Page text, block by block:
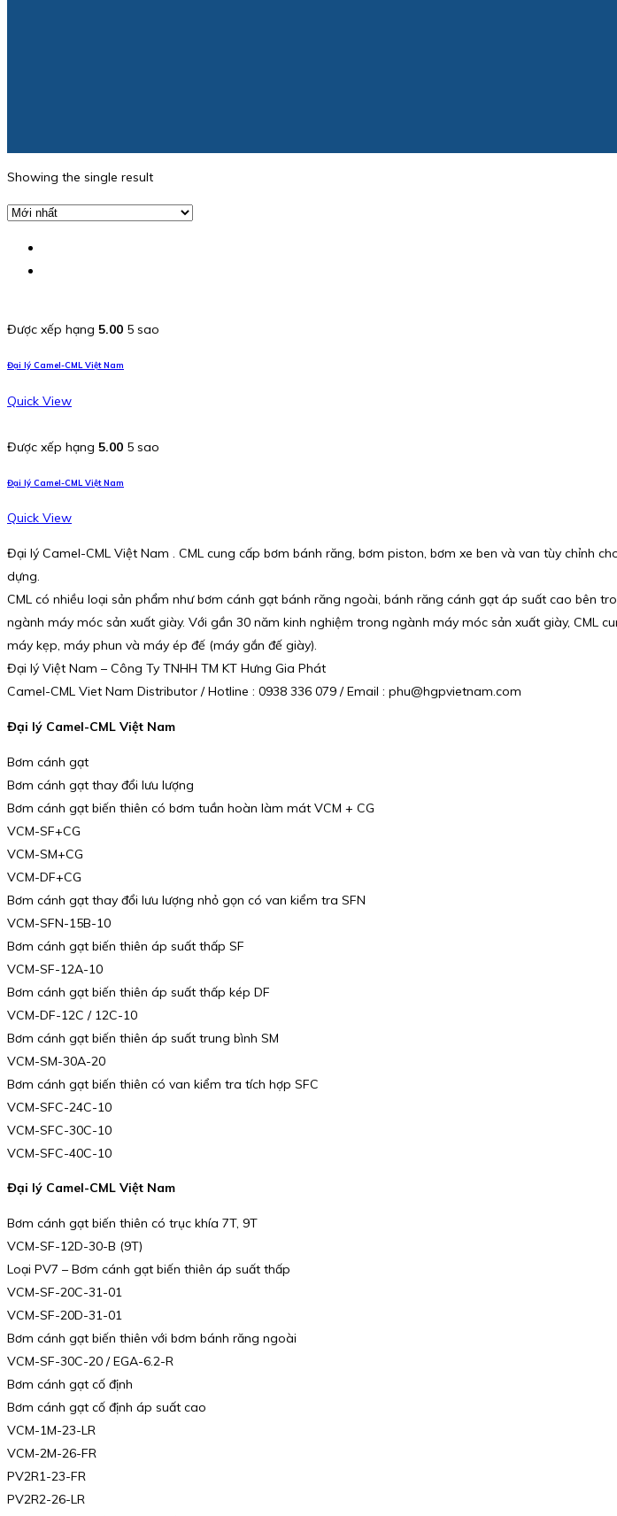
Showing the single result
Được xếp hạng 5.00 5 sao
Đại lý Camel-CML Việt Nam
Quick View
Được xếp hạng 5.00 5 sao
Đại lý Camel-CML Việt Nam
Quick View
Đại lý Camel-CML Việt Nam . CML cung cấp bơm bánh răng, bơm piston, bơm xe ben và van tùy chỉnh
dựng.
CML có nhiều loại sản phẩm như bơm cánh gạt bánh răng ngoài, bánh răng cánh gạt áp suất cao bên
ngành máy móc sản xuất giày. Với gần 30 năm kinh nghiệm trong ngành máy móc sản xuất giày, CML
máy kẹp, máy phun và máy ép đế (máy gắn đế giày).
Đại lý Việt Nam – Công Ty TNHH TM KT Hưng Gia Phát
Camel-CML Viet Nam Distributor / Hotline : 0938 336 079 / Email : phu@hgpvietnam.com
Đại lý Camel-CML Việt Nam
Bơm cánh gạt
Bơm cánh gạt thay đổi lưu lượng
Bơm cánh gạt biến thiên có bơm tuần hoàn làm mát VCM + CG
VCM-SF+CG
VCM-SM+CG
VCM-DF+CG
Bơm cánh gạt thay đổi lưu lượng nhỏ gọn có van kiểm tra SFN
VCM-SFN-15B-10
Bơm cánh gạt biến thiên áp suất thấp SF
VCM-SF-12A-10
Bơm cánh gạt biến thiên áp suất thấp kép DF
VCM-DF-12C / 12C-10
Bơm cánh gạt biến thiên áp suất trung bình SM
VCM-SM-30A-20
Bơm cánh gạt biến thiên có van kiểm tra tích hợp SFC
VCM-SFC-24C-10
VCM-SFC-30C-10
VCM-SFC-40C-10
Đại lý Camel-CML Việt Nam
Bơm cánh gạt biến thiên có trục khía 7T, 9T
VCM-SF-12D-30-B (9T)
Loại PV7 – Bơm cánh gạt biến thiên áp suất thấp
VCM-SF-20C-31-01
VCM-SF-20D-31-01
Bơm cánh gạt biến thiên với bơm bánh răng ngoài
VCM-SF-30C-20 / EGA-6.2-R
Bơm cánh gạt cố định
Bơm cánh gạt cố định áp suất cao
VCM-1M-23-LR
VCM-2M-26-FR
PV2R1-23-FR
PV2R2-26-LR